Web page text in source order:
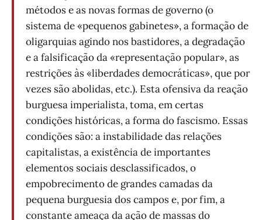
métodos e as novas formas de governo (o
sistema de «pequenos gabinetes», a formação de
oligarquias agindo nos bastidores, a degradação
e a falsificação da «representação popular», as
restrições às «liberdades democráticas», que por
vezes são abolidas, etc.). Esta ofensiva da reação
burguesa imperialista, toma, em certas
condições históricas, a forma do fascismo. Essas
condições são: a instabilidade das relações
capitalistas, a existência de importantes
elementos sociais desclassificados, o
empobrecimento de grandes camadas da
pequena burguesia dos campos e, por fim, a
constante ameaça da ação de massas do